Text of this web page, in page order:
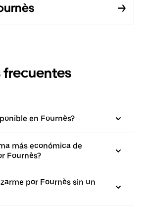
frecuentes
en Fournès?
más económica de
Fournès?
por Fournès sin un